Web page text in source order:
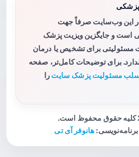
این وب‌سایت صرفاً جهت
است و جایگزین ویزیت پزشک
برای تشخیص یا درمان
برای توضیحات کامل‌تر، صفحه
مسئولیت پزشک سایت را
هانوفر آی تی